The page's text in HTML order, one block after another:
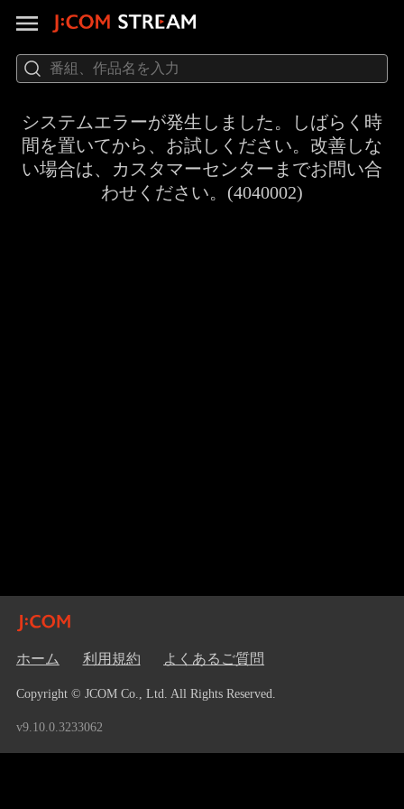
システムエラーが発生しました。しばらく時
間を置いてから、お試しください。改善しな
い場合は、カスタマーセンターまでお問い合
わせください。(4040002)
ホーム 利用規約 よくあるご質問
Copyright © JCOM Co., Ltd. All Rights Reserved.
v9.10.0.3233062